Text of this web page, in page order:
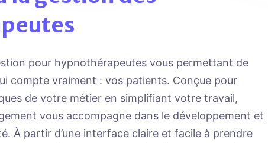
pour hypnothérapeutes vous permettant de
compte vraiment : vos patients. Conçue pour
de votre métier en simplifiant votre travail,
vous accompagne dans le développement et
À partir d’une interface claire et facile à prendre